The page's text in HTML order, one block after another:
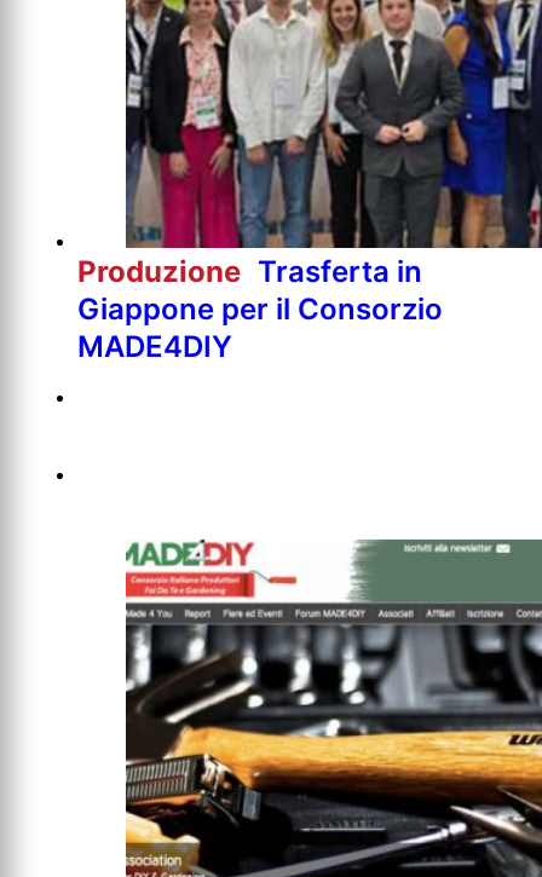
Produzione Trasferta in
Giappone per il Consorzio
MADE4DIY